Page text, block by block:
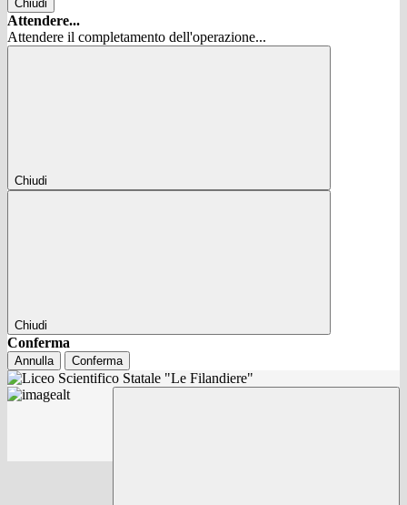
Chiudi
Attendere...
Attendere il completamento dell'operazione...
Chiudi
Chiudi
Conferma
Annulla Conferma